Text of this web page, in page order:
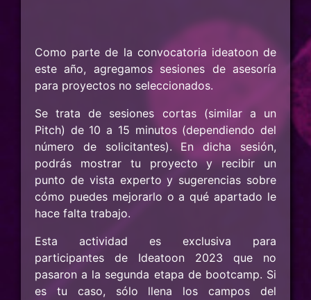
Como parte de la convocatoria ideatoon de
este año, agregamos sesiones de asesoría
para proyectos no seleccionados.
Se trata de sesiones cortas (similar a un
Pitch) de 10 a 15 minutos (dependiendo del
número de solicitantes). En dicha sesión,
podrás mostrar tu proyecto y recibir un
punto de vista experto y sugerencias sobre
cómo puedes mejorarlo o a qué apartado le
hace falta trabajo.
Esta actividad es exclusiva para
participantes de Ideatoon 2023 que no
pasaron a la segunda etapa de bootcamp. Si
es tu caso, sólo llena los campos del